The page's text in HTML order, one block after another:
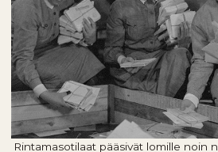
Rintamasotilaat pääsivät lomille noin